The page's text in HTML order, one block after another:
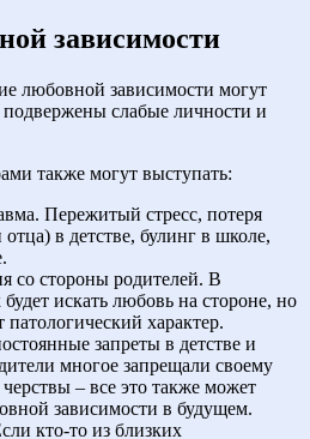
зависимости
любовной зависимости могут
слабые личности и
также могут выступать:
Пережитый стресс, потеря
в детстве, булинг в школе,
со стороны родителей. В
искать любовь на стороне, но
патологический характер.
запреты в детстве и
многое запрещали своему
– все это также может
зависимости в будущем.
кто-то из близких